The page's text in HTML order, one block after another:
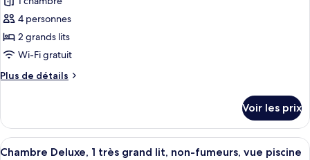
fumeurs
très
grand
lit,
fumeurs
photos
pour
ce
type
chambre :
2
grands
4 personnes
2 grands lits
Wi-Fi gratuit
Plus de détails
Plus
le
type
de
Voir les prix
Afficher
Une chambre d’hôtel avec un
7
Chambre Deluxe, 1 très grand lit, non-fumeurs, vue piscine